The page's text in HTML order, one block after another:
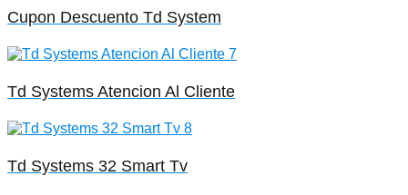
Cupon Descuento Td System
Td Systems Atencion Al Cliente
Td Systems 32 Smart Tv